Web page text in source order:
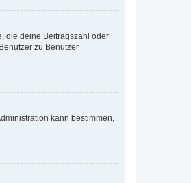
die deine Beitragszahl oder
zu Benutzer
kann bestimmen,